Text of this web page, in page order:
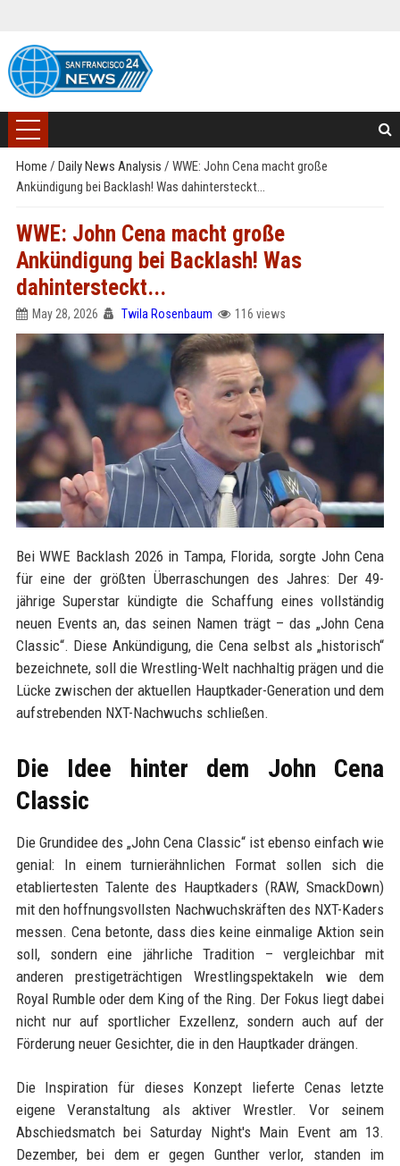
Home / Daily News Analysis / WWE: John Cena macht große
Ankündigung bei Backlash! Was dahintersteckt...
WWE: John Cena macht große
Ankündigung bei Backlash! Was
dahintersteckt...
May 28, 2026 Twila Rosenbaum 116 views
Bei WWE Backlash 2026 in Tampa, Florida, sorgte John Cena
für eine der größten Überraschungen des Jahres: Der 49-
jährige Superstar kündigte die Schaffung eines vollständig
neuen Events an, das seinen Namen trägt – das „John Cena
Classic“. Diese Ankündigung, die Cena selbst als „historisch“
bezeichnete, soll die Wrestling-Welt nachhaltig prägen und die
Lücke zwischen der aktuellen Hauptkader-Generation und dem
aufstrebenden NXT-Nachwuchs schließen.
Die Idee hinter dem John Cena
Classic
Die Grundidee des „John Cena Classic“ ist ebenso einfach wie
genial: In einem turnierähnlichen Format sollen sich die
etabliertesten Talente des Hauptkaders (RAW, SmackDown)
mit den hoffnungsvollsten Nachwuchskräften des NXT-Kaders
messen. Cena betonte, dass dies keine einmalige Aktion sein
soll, sondern eine jährliche Tradition – vergleichbar mit
anderen prestigeträchtigen Wrestlingspektakeln wie dem
Royal Rumble oder dem King of the Ring. Der Fokus liegt dabei
nicht nur auf sportlicher Exzellenz, sondern auch auf der
Förderung neuer Gesichter, die in den Hauptkader drängen.
Die Inspiration für dieses Konzept lieferte Cenas letzte
eigene Veranstaltung als aktiver Wrestler. Vor seinem
Abschiedsmatch bei Saturday Night's Main Event am 13.
Dezember, bei dem er gegen Gunther verlor, standen im